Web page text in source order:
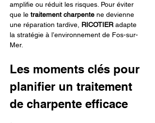
amplifie ou réduit les risques. Pour éviter
que le traitement charpente ne devienne
une réparation tardive, RICOTIER adapte
la stratégie à l’environnement de Fos-sur-
Mer.
Les moments clés pour
planifier un traitement
de charpente efficace